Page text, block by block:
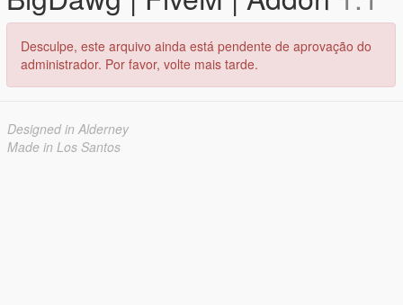
Desculpe, este arquivo ainda está pendente de aprovação do
administrador. Por favor, volte mais tarde.
Designed in Alderney
Made in Los Santos